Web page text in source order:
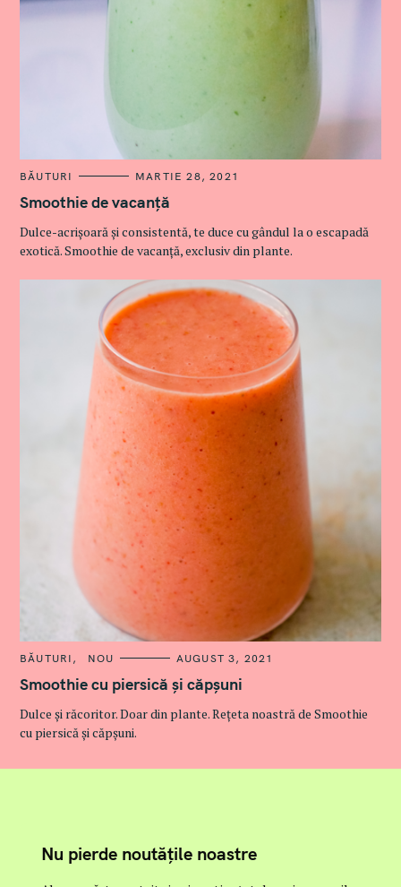
C
T
E
O
I
S
BĂUTURI MARTIE 28, 2021
Smoothie de vacanță
Dulce-acrișoară și consistentă, te duce cu gândul la o escapadă
exotică. Smoothie de vacanță, exclusiv din plante.
C
T
E
O
I
BĂUTURI NOU AUGUST 3, 2021
Smoothie cu piersică și căpșuni
Dulce și răcoritor. Doar din plante. Rețeta noastră de Smoothie
cu piersică și căpșuni.
Nu pierde noutățile noastre